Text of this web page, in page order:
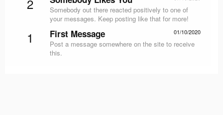
2
Somebody out there reacted positively to one of
your messages. Keep posting like that for more!
1 01/10/2020
First Message
Post a message somewhere on the site to receive
this.